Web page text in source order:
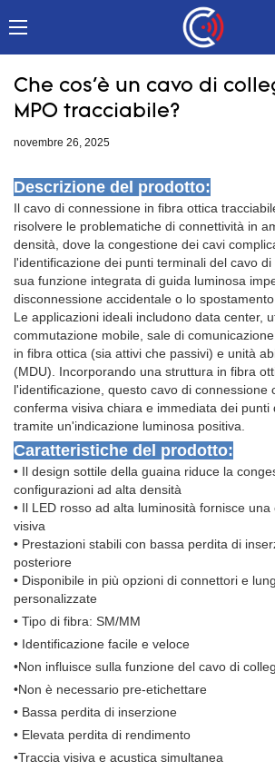
Che cos'è un cavo di
MPO tracciabile?
novembre 26, 2025
Descrizione del prodotto:
Il cavo di connessione in fibra ottica
risolvere le problematiche di connettività in
densità, dove la congestione dei cavi
l'identificazione dei punti terminali del cavo
sua funzione integrata di guida luminosa
disconnessione accidentale o lo
Le applicazioni ideali includono data center,
commutazione mobile, sale di
in fibra ottica (sia attivi che passivi) e unità
(MDU). Incorporando una struttura in fibra
l'identificazione, questo cavo di connessione
conferma visiva chiara e immediata dei punti
tramite un'indicazione luminosa positiva.
Caratteristiche del prodotto:
• Il design sottile della guaina riduce la
configurazioni ad alta densità
• Il LED rosso ad alta luminosità fornisce
visiva
• Prestazioni stabili con bassa perdita di
posteriore
• Disponibile in più opzioni di connettori e
personalizzate
• Tipo di fibra: SM/MM
• Identificazione facile e veloce
•Non influisce sulla funzione del cavo di
•Non è necessario pre-etichettare
• Bassa perdita di inserzione
• Elevata perdita di rendimento
•Traccia visiva e acustica simultanea